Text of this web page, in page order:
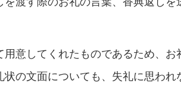
意してくれたものであるため、
の文面についても、失礼に思わ